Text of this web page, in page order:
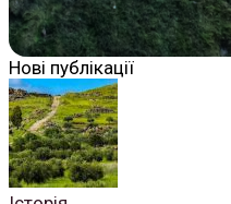
Нові публікації